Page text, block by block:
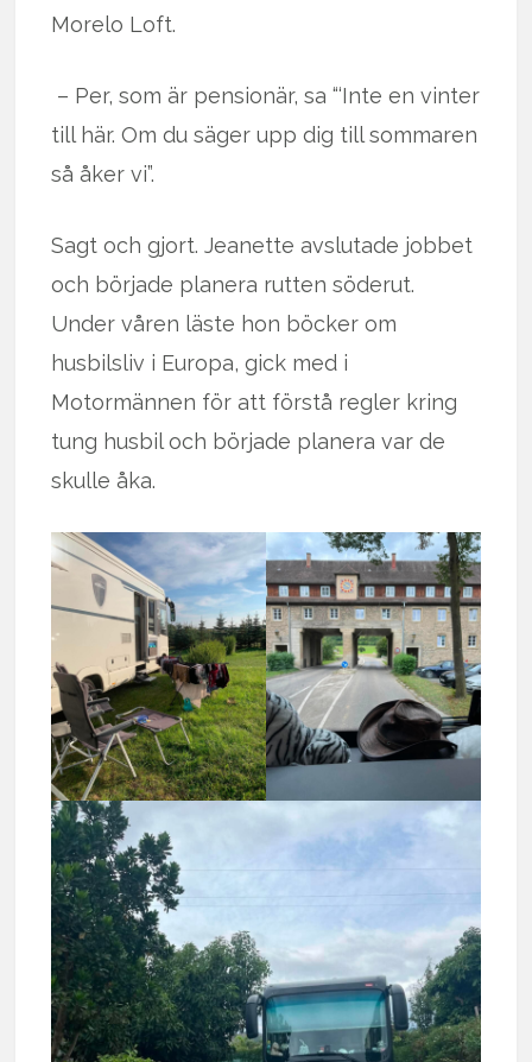
Morelo Loft.
– Per, som är pensionär, sa “‘Inte en vinter
till här. Om du säger upp dig till sommaren
så åker vi”.
Sagt och gjort. Jeanette avslutade jobbet
och började planera rutten söderut.
Under våren läste hon böcker om
husbilsliv i Europa, gick med i
Motormännen för att förstå regler kring
tung husbil och började planera var de
skulle åka.